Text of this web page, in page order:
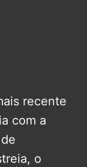
recente
com a
o